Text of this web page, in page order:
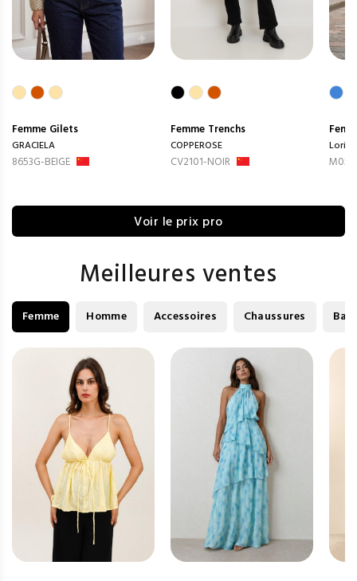
Femme Gilets
GRACIELA
8653G-BEIGE
Femme Trenchs
COPPEROSE
CV2101-NOIR M05-
Voir le prix pro
Meilleures ventes
Femme Homme Accessoires Chaussures